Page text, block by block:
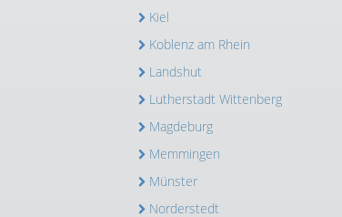
Kiel
Koblenz am Rhein
Landshut
Lutherstadt Wittenberg
Magdeburg
Memmingen
Münster
Norderstedt